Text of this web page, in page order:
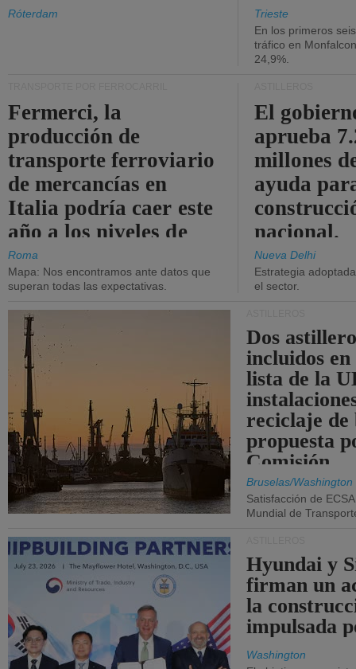
Róterdam
Trieste
En los primeros
tráfico en
24,9%.
Fermerci, la
producción de
transporte ferroviario
de mercancías en
Italia podría caer este
año a los niveles de
2015.
Roma
Mapa: Nos encontramos ante datos que
superan todas las expectativas.
El
aprueba
millones
ayuda
nacional.
Nueva Delhi
Estrategia
el sector.
Dos
incluidos
lista de la
reciclaje de
propuesta
Comisión.
Bruselas/Washington
Satisfacción de
Mundial de
Hyundai y
firman un
la
impulsada
Washington